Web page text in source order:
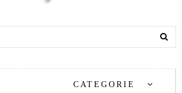
CATEGORIE